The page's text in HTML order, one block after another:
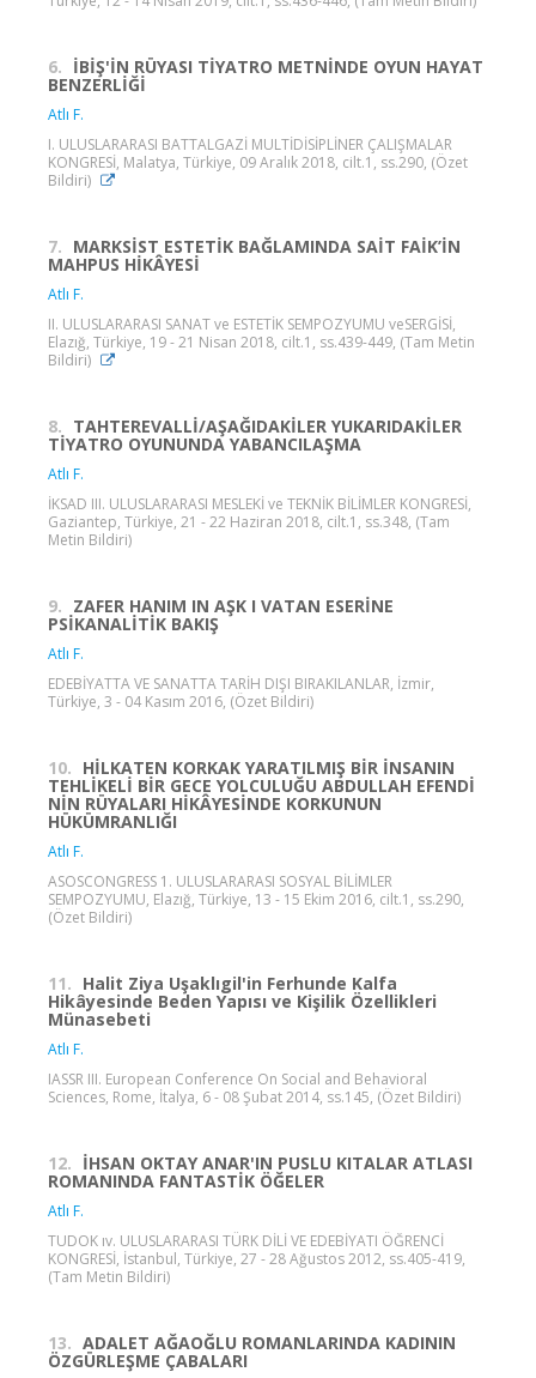
6. İBİŞ'İN RÜYASI TİYATRO METNİNDE OYUN HAYAT
BENZERLİĞİ
Atlı F.
I. ULUSLARARASI BATTALGAZİ MULTİDİSİPLİNER ÇALIŞMALAR
KONGRESİ, Malatya, Türkiye, 09 Aralık 2018, cilt.1, ss.290, (Özet
Bildiri)
7. MARKSİST ESTETİK BAĞLAMINDA SAİT FAİK’İN
MAHPUS HİKÂYESİ
Atlı F.
II. ULUSLARARASI SANAT ve ESTETİK SEMPOZYUMU veSERGİSİ,
Elazığ, Türkiye, 19 - 21 Nisan 2018, cilt.1, ss.439-449, (Tam Metin
Bildiri)
8. TAHTEREVALLİ/AŞAĞIDAKİLER YUKARIDAKİLER
TİYATRO OYUNUNDA YABANCILAŞMA
Atlı F.
İKSAD III. ULUSLARARASI MESLEKİ ve TEKNİK BİLİMLER KONGRESİ,
Gaziantep, Türkiye, 21 - 22 Haziran 2018, cilt.1, ss.348, (Tam
Metin Bildiri)
9. ZAFER HANIM IN AŞK I VATAN ESERİNE
PSİKANALİTİK BAKIŞ
Atlı F.
EDEBİYATTA VE SANATTA TARİH DIŞI BIRAKILANLAR, İzmir,
Türkiye, 3 - 04 Kasım 2016, (Özet Bildiri)
10. HİLKATEN KORKAK YARATILMIŞ BİR İNSANIN
TEHLİKELİ BİR GECE YOLCULUĞU ABDULLAH EFENDİ
NİN RÜYALARI HİKÂYESİNDE KORKUNUN
HÜKÜMRANLIĞI
Atlı F.
ASOSCONGRESS 1. ULUSLARARASI SOSYAL BİLİMLER
SEMPOZYUMU, Elazığ, Türkiye, 13 - 15 Ekim 2016, cilt.1, ss.290,
(Özet Bildiri)
11. Halit Ziya Uşaklıgil'in Ferhunde Kalfa
Hikâyesinde Beden Yapısı ve Kişilik Özellikleri
Münasebeti
Atlı F.
IASSR III. European Conference On Social and Behavioral
Sciences, Rome, İtalya, 6 - 08 Şubat 2014, ss.145, (Özet Bildiri)
12. İHSAN OKTAY ANAR'IN PUSLU KITALAR ATLASI
ROMANINDA FANTASTİK ÖĞELER
Atlı F.
TUDOK ıv. ULUSLARARASI TÜRK DİLİ VE EDEBİYATI ÖĞRENCİ
KONGRESİ, İstanbul, Türkiye, 27 - 28 Ağustos 2012, ss.405-419,
(Tam Metin Bildiri)
13. ADALET AĞAOĞLU ROMANLARINDA KADININ
ÖZGÜRLEŞME ÇABALARI